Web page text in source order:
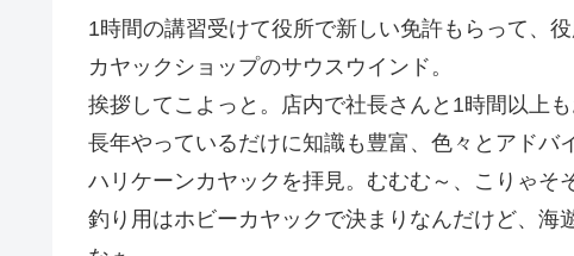
1時間の講習受けて役所で新しい免許もらって、
カヤックショップのサウスウインド。
挨拶してこよっと。店内で社長さんと1時間以上も
長年やっているだけに知識も豊富、色々とアドバ
ハリケーンカヤックを拝見。むむむ～、こりゃそ
釣り用はホビーカヤックで決まりなんだけど、